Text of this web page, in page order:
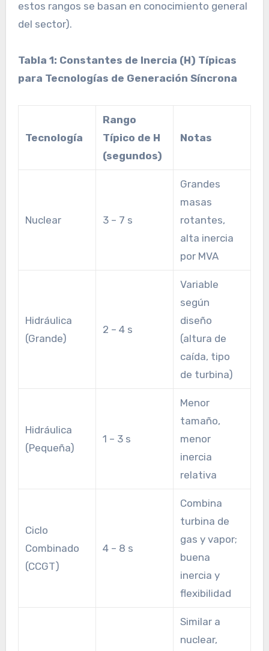
estos rangos se basan en conocimiento general
del sector).
Tabla 1: Constantes de Inercia (H) Típicas
para Tecnologías de Generación Síncrona
Tecnología
Rango
Típico de H
(segundos)
Notas
Nuclear 3 – 7 s
Grandes
masas
rotantes,
alta inercia
por MVA
Hidráulica
(Grande)
2 – 4 s
Variable
según
diseño
(altura de
caída, tipo
de turbina)
Hidráulica
(Pequeña)
1 – 3 s
Menor
tamaño,
menor
inercia
relativa
Ciclo
Combinado
(CCGT)
4 – 8 s
Combina
turbina de
gas y vapor;
buena
inercia y
flexibilidad
Similar a
nuclear,